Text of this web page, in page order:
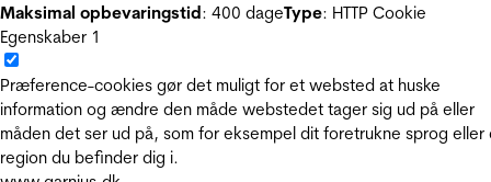
Maksimal opbevaringstid: 400 dageType: HTTP Cookie
Egenskaber 1
Præference-cookies gør det muligt for et websted at huske
information og ændre den måde webstedet tager sig ud på eller
måden det ser ud på, som for eksempel dit foretrukne sprog eller
region du befinder dig i.